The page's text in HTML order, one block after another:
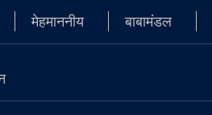
मेहमाननीय बाबामंडल